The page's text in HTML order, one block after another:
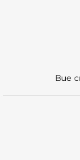
Вие